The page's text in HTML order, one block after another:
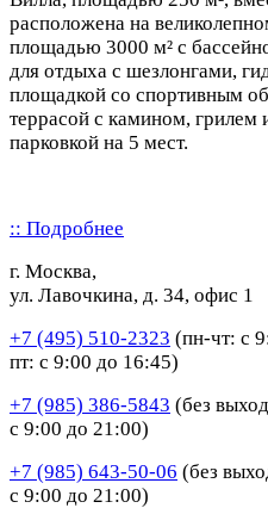
расположена на
площадью 3000 м² с
для отдыха с шезлонгами,
площадкой со спортивным
террасой с камином, грилем
парковкой на 5 мест.
:: Подробнее
г. Москва,
ул. Лавочкина, д. 34, офис 1
+7 (495) 510-2323 (пн-чт: с
пт: с 9:00 до 16:45)
+7 (985) 386-5843 (без
с 9:00 до 21:00)
+7 (985) 643-50-06 (без
с 9:00 до 21:00)